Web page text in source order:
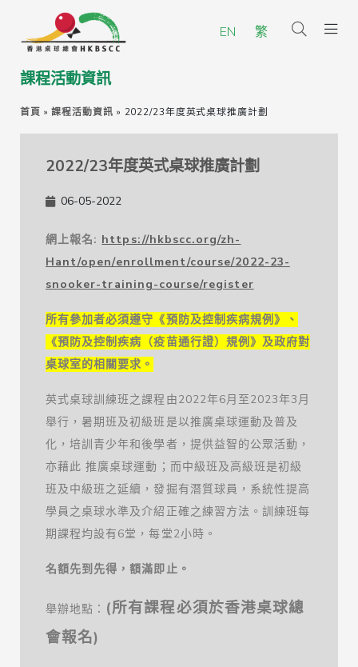
EN 繁
課程活動資訊
首頁 »課程活動資訊 » 2022/23年度英式桌球推廣計劃
2022/23年度英式桌球推廣計劃
06-05-2022
網上報名: https://hkbscc.org/zh-
Hant/open/enrollment/course/2022-23-
snooker-training-course/register
所有參加者必須遵守《預防及控制疾病規例》、
《預防及控制疾病（疫苗通行證）規例》及政府對
桌球室的相關要求。
英式桌球訓練班之課程由2022年6月至2023年3月
舉行，暑期班及初級班是以推廣桌球運動及普及
化，培訓青少年和後學者，提供益智的公眾活動，
亦藉此 推廣桌球運動；而中級班及高級班是初級
班及中級班之延續，發掘有潛質球員，系統性提高
學員之桌球水準及介紹正確之練習方法。訓練班每
期課程均設有6堂，每堂2小時。
名額先到先得，額滿即止。
舉辦地點： (所有課程必須於香港桌球總
會報名)